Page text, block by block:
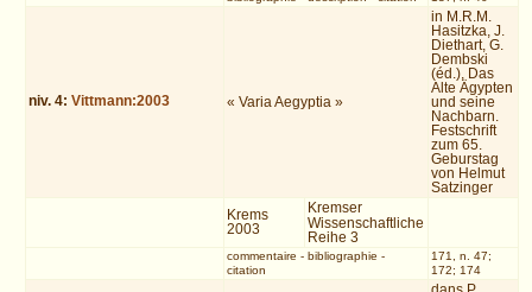
niv. 4:Vittmann:2003 « Varia Aegyptia »
in M.R.M.
Hasitzka, J.
Diethart, G.
Dembski
(éd.), Das
Alte Ägypten
und seine
Nachbarn.
Festschrift
zum 65.
Geburstag
von Helmut
Satzinger
Krems
2003
Kremser
Wissenschaftliche
Reihe 3
commentaire - bibliographie -
citation
171, n. 47;
172; 174